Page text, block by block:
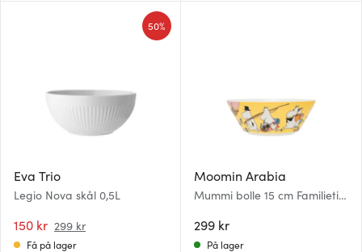
Eva Trio
Legio Nova skål 0,5L
150 kr 299 kr
50%
Få på lager
Moomin Arabia
Mummi bolle 15 cm Familietid
299 kr
På lager